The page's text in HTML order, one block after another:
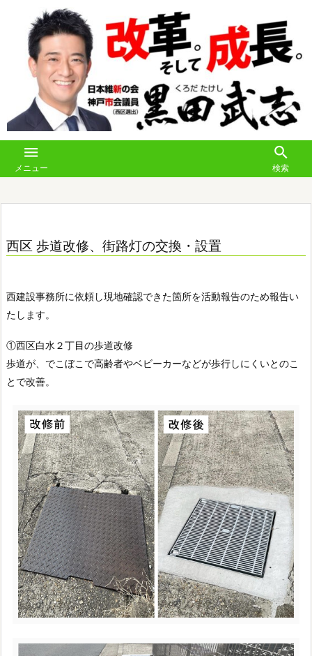

メニュー

検索
西区 歩道改修、街路灯の交換・設置
西建設事務所に依頼し現地確認できた箇所を活動報告のため報告い
たします。
①西区白水２丁目の歩道改修
歩道が、でこぼこで高齢者やベビーカーなどが歩行しにくいとのこ
とで改善。